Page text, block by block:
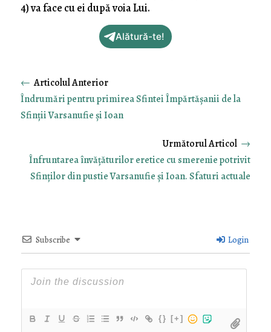
4) va face cu ei după voia Lui.
Alătură-te!
←
Îndrumări pentru primirea Sfintei Împărtășanii de la
Sfinții Varsanufie și Ioan
Înfruntarea învățăturilor eretice cu smerenie potrivit
Sfinților din pustie Varsanufie și Ioan. Sfaturi actuale
→
Subscribe Login
{} [+]